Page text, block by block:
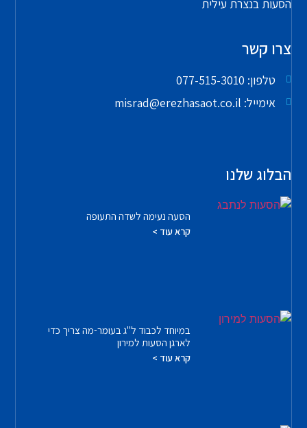
הסעות בנצרת עילית
צרו קשר
טלפון: 077-515-3010
אימייל: misrad@erezhasaot.co.il
הבלוג שלנו
הסעה נעימה לשדה התעופה
קרא עוד >
במיוחד לכבוד ל"ג בעומר-מה צריך כדי
לארגן הסעות למירון
קרא עוד >